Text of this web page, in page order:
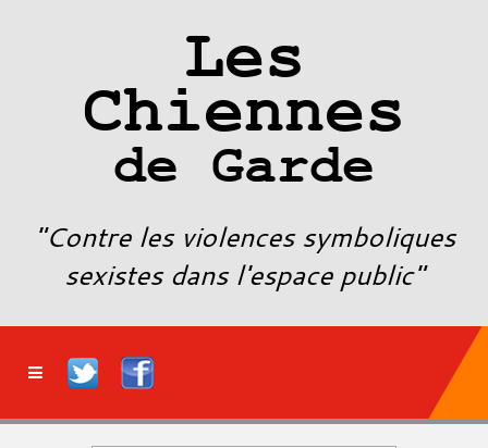
Les
Chiennes
de Garde
"Contre les violences symboliques
sexistes dans l'espace public"